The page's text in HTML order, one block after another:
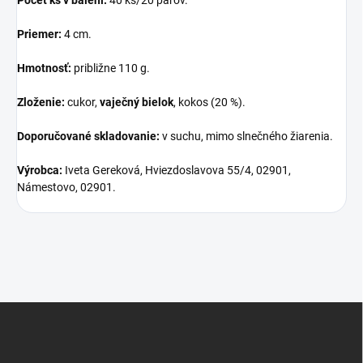
Priemer: 4 cm.
Hmotnosť: približne 110 g.
Zloženie: cukor, vaječný bielok, kokos (20 %).
Doporučované skladovanie: v suchu, mimo slnečného žiarenia.
Výrobca: Iveta Gereková, Hviezdoslavova 55/4, 02901,
Námestovo, 02901.